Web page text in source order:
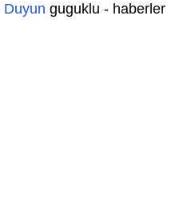
Duyun guguklu - haberler